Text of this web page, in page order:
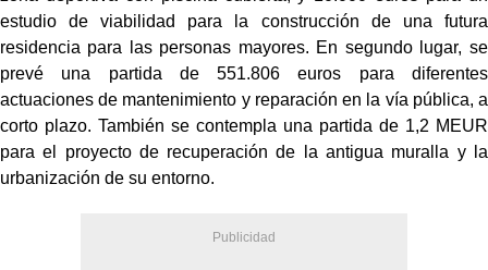
estudio de viabilidad para la construcción de una futura
residencia para las personas mayores. En segundo lugar, se
prevé una partida de 551.806 euros para diferentes
actuaciones de mantenimiento y reparación en la vía pública, a
corto plazo. También se contempla una partida de 1,2 MEUR
para el proyecto de recuperación de la antigua muralla y la
urbanización de su entorno.